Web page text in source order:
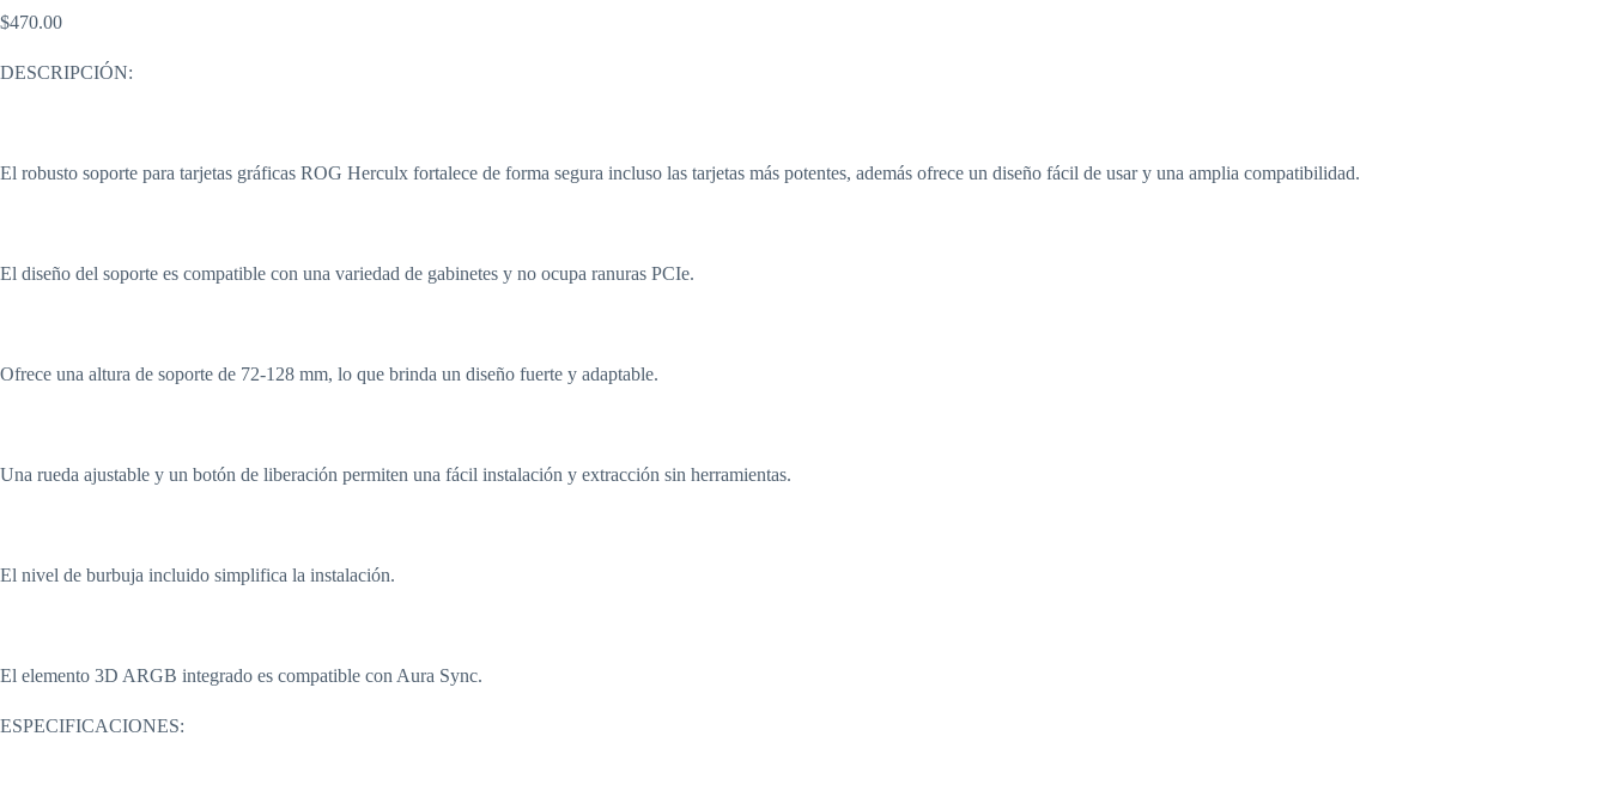
$470.00
DESCRIPCIÓN:
El robusto soporte para tarjetas gráficas ROG Herculx fortalece de forma segura incluso las tarjetas más potentes, además ofrece un diseño fácil de usar y una amplia compatibilidad.
El diseño del soporte es compatible con una variedad de gabinetes y no ocupa ranuras PCIe.
Ofrece una altura de soporte de 72-128 mm, lo que brinda un diseño fuerte y adaptable.
Una rueda ajustable y un botón de liberación permiten una fácil instalación y extracción sin herramientas.
El nivel de burbuja incluido simplifica la instalación.
El elemento 3D ARGB integrado es compatible con Aura Sync.
ESPECIFICACIONES: